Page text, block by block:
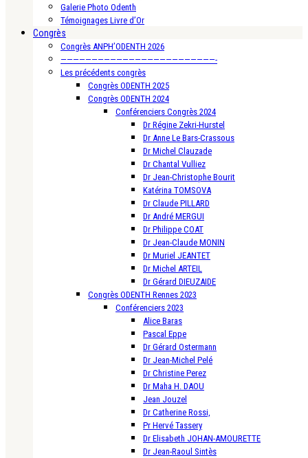
Galerie Photo Odenth
Témoignages Livre d’Or
Congrès
Congrès ANPH’ODENTH 2026
—————————————————————————-
Les précédents congrès
Congrès ODENTH 2025
Congrès ODENTH 2024
Conférenciers Congrès 2024
Dr Régine Zekri-Hurstel
Dr Anne Le Bars-Crassous
Dr Michel Clauzade
Dr Chantal Vulliez
Dr Jean-Christophe Bourit
Katérina TOMSOVA
Dr Claude PILLARD
Dr André MERGUI
Dr Philippe COAT
Dr Jean-Claude MONIN
Dr Muriel JEANTET
Dr Michel ARTEIL
Dr Gérard DIEUZAIDE
Congrès ODENTH Rennes 2023
Conférenciers 2023
Alice Baras
Pascal Eppe
Dr Gérard Ostermann
Dr Jean-Michel Pelé
Dr Christine Perez
Dr Maha H. DAOU
Jean Jouzel
Dr Catherine Rossi,
Pr Hervé Tassery
Dr Elisabeth JOHAN-AMOURETTE
Dr Jean-Raoul Sintès